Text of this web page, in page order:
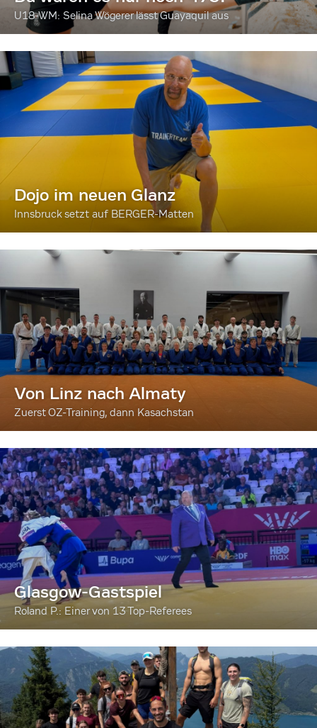
U18-WM: Selina Wögerer lässt Guayaquil aus
Dojo im neuen Glanz
Innsbruck setzt auf BERGER-Matten
Von Linz nach Almaty
Zuerst OZ-Training, dann Kasachstan
Glasgow-Gastspiel
Roland P.: Einer von 13 Top-Referees